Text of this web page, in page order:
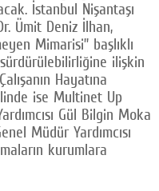
İstanbul Nişantaşı
Ümit Deniz İlhan,
Mimarisi” başlıklı
ilişkin
Hayatına
ise Multinet Up
Gül Bilgin Moka
Müdür Yardımcısı
kurumlara